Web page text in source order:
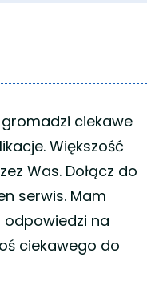
ciekawe
Większość
Was. Dołącz do
serwis. Mam
odpowiedzi na
ciekawego do